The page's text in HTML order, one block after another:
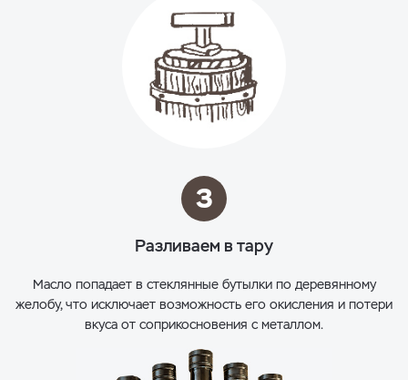
3
Разливаем в тару
Масло попадает в стеклянные бутылки по деревянному
желобу, что исключает возможность его окисления и потери
вкуса от соприкосновения с металлом.